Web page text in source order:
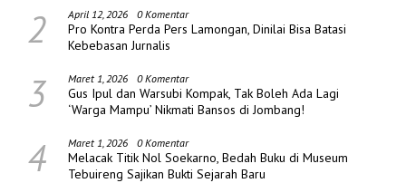
2 April 12, 2026 0 Komentar
Pro Kontra Perda Pers Lamongan, Dinilai Bisa Batasi
Kebebasan Jurnalis
3 Maret 1, 2026 0 Komentar
Gus Ipul dan Warsubi Kompak, Tak Boleh Ada Lagi
‘Warga Mampu’ Nikmati Bansos di Jombang!
4 Maret 1, 2026 0 Komentar
Melacak Titik Nol Soekarno, Bedah Buku di Museum
Tebuireng Sajikan Bukti Sejarah Baru